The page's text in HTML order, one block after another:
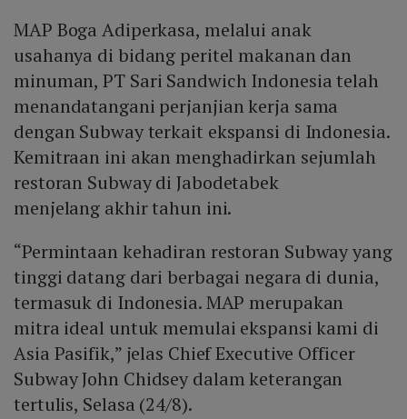
MAP Boga Adiperkasa, melalui anak
usahanya di bidang peritel makanan dan
minuman, PT Sari Sandwich Indonesia telah
menandatangani perjanjian kerja sama
dengan Subway terkait ekspansi di Indonesia.
Kemitraan ini akan menghadirkan sejumlah
restoran Subway di Jabodetabek
menjelang akhir tahun ini.
“Permintaan kehadiran restoran Subway yang
tinggi datang dari berbagai negara di dunia,
termasuk di Indonesia. MAP merupakan
mitra ideal untuk memulai ekspansi kami di
Asia Pasifik,” jelas Chief Executive Officer
Subway John Chidsey dalam keterangan
tertulis, Selasa (24/8).